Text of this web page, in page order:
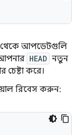
থেকে আপডেটগুলি
আপনার HEAD নতুন
করে।
রিবেস করুন: